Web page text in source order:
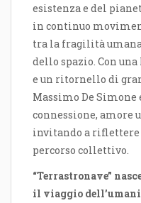
esistenza e del
in continuo
tra la fragilità
dello spazio. Con
e un ritornello di
Massimo De
connessione, amore
invitando a riflettere
percorso collettivo.
“Terrastronave”
il viaggio